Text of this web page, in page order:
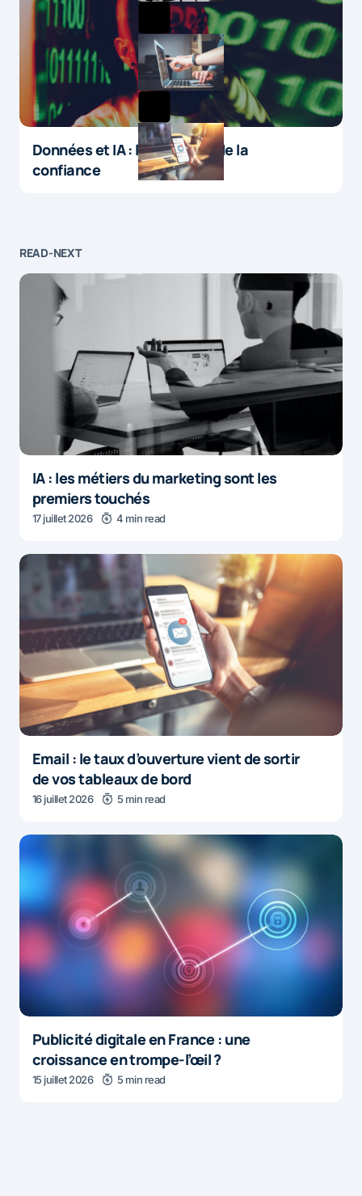
Données et IA : le paradoxe de la
confiance
READ-NEXT
IA : les métiers du marketing sont les
premiers touchés
17 juillet 2026 4 min read
Email : le taux d’ouverture vient de sortir
de vos tableaux de bord
16 juillet 2026 5 min read
Publicité digitale en France : une
croissance en trompe-l’œil ?
15 juillet 2026 5 min read